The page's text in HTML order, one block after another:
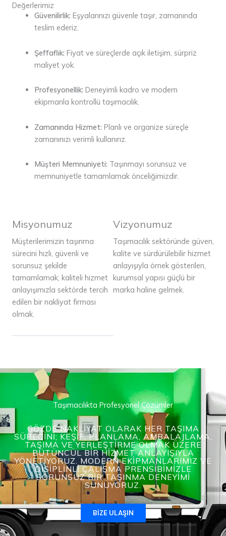
Değerlerimiz
Güvenilirlik: Eşyalarınızı güvenle taşır, zamanında
teslim ederiz.
Şeffaflık: Fiyat ve süreçlerde açık iletişim, sürpriz
maliyet yok.
Profesyonellik: Deneyimli kadro ve modern
ekipmanla kontrollü taşımacılık.
Zamanında Hizmet: Planlı ve organize süreçle
zamanınızı verimli kullanırız.
Müşteri Memnuniyeti: Taşınmayı sorunsuz ve
memnuniyetle tamamlamak önceliğimizdir.
Misyonumuz
Müşterilerimizin taşınma
sürecini hızlı, güvenli ve
sorunsuz şekilde
tamamlamak; kaliteli hizmet
anlayışımızla sektörde tercih
edilen bir nakliyat firması
olmak.
Vizyonumuz
Taşımacılık sektöründe güven,
kalite ve sürdürülebilir hizmet
anlayışıyla örnek gösterilen,
kurumsal yapısı güçlü bir
marka haline gelmek.
Taşımacılıkta Profesyonel Çözümler
GÖZDE NAKLIYAT OLARAK HER TAŞIMA
SÜRECINI; KEŞIF, PLANLAMA, AMBALAJLAMA,
TAŞIMA VE YERLEŞTIRME OLMAK ÜZERE
BÜTÜNCÜL BIR HIZMET ANLAYIŞIYLA
YÖNETIYORUZ. MODERN EKIPMANLARIMIZ VE
DISIPLINLI ÇALIŞMA PRENSIBIMIZLE
SORUNSUZ BIR TAŞINMA DENEYIMI
SUNUYORUZ.
BIZE ULAŞIN